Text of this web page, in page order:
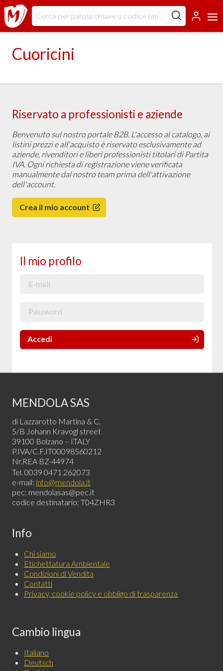
Cuoricini
Riservato a professionisti e aziende
Benvenuto sul nostro portale B2B. L'accesso al catalogo, ai
listini prezzi e all'acquisto è riservato esclusivamente ad
aziende, rivenditori e liberi professionisti titolari di Partita
IVA. Ogni richiesta di registrazione viene verificata
manualmente dal nostro team prima dell'attivazione
dell'account.
Crea il mio account
Il mio profilo
Accedi
MENDOLA SAS
di Lazzarotto Martina & C.
5/B Johann Kravogl street
39100 Bolzano – ITALY
P.IVA/C.F.IT00098560212
Nr.REA BZ-44974
Tel. 0039 0471 262073
e-mail: info@mendola.it
pec: mendolasas@pec.it
codice destinatario: T04ZHR3
Info
Chi siamo
Etichettatura Ambientale
Condizioni di Vendita
Contatti
Privacy, cookie policy e obbligo di trasparenza
Cambio lingua
Italiano
Deutsch